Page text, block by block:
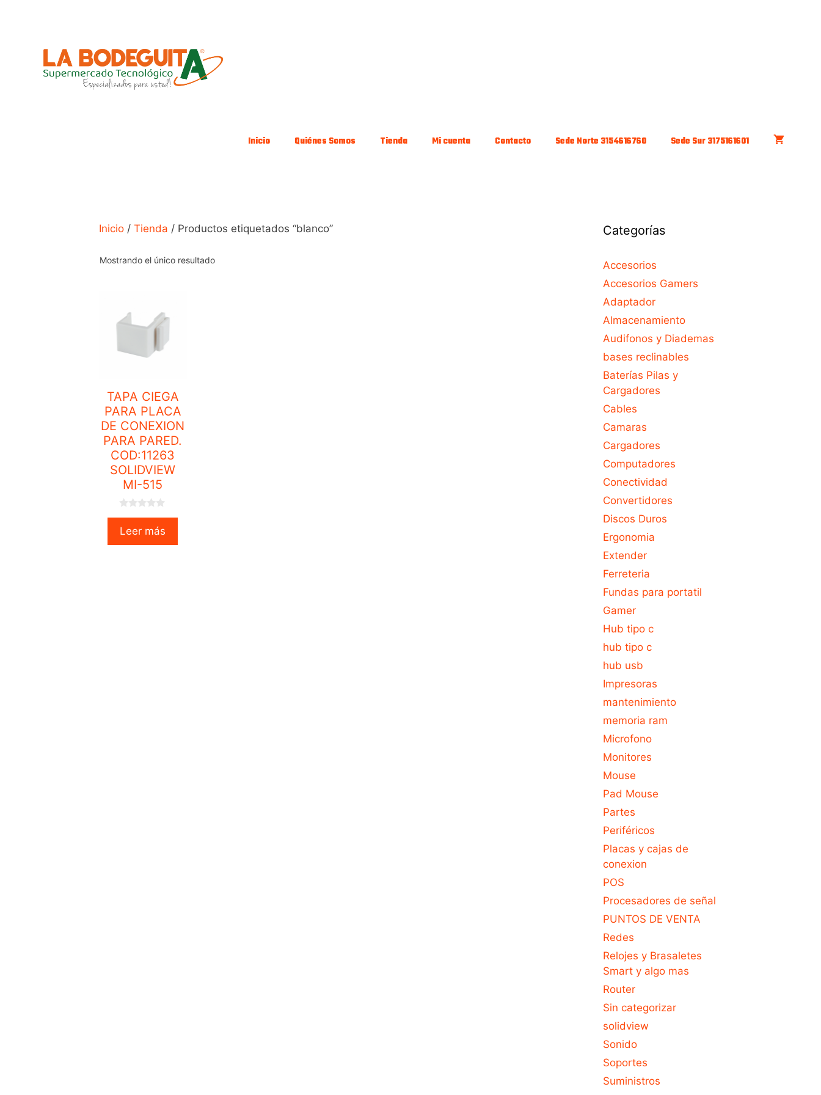
Inicio Quiénes Somos Tienda Mi cuenta Contacto Sede Norte 3154616760 Sede Sur 3175161601
Inicio / Tienda / Productos etiquetados “blanco”
Mostrando el único resultado
TAPA CIEGA
PARA PLACA
DE CONEXION
PARA PARED.
COD:11263
SOLIDVIEW
MI-515
0
u
Leer más
Categorías
Accesorios
Accesorios Gamers
Adaptador
Almacenamiento
Audifonos y Diademas
bases reclinables
Baterías Pilas y
Cargadores
Cables
Camaras
Cargadores
Computadores
Conectividad
Convertidores
Discos Duros
Ergonomia
Extender
Ferreteria
Fundas para portatil
Gamer
Hub tipo c
hub tipo c
hub usb
Impresoras
mantenimiento
memoria ram
Microfono
Monitores
Mouse
Pad Mouse
Partes
Periféricos
Placas y cajas de
conexion
POS
Procesadores de señal
PUNTOS DE VENTA
Redes
Relojes y Brasaletes
Smart y algo mas
Router
Sin categorizar
solidview
Sonido
Soportes
Suministros